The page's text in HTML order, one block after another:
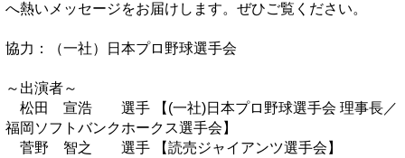
へ熱いメッセージをお届けします。ぜひご覧ください。
協力：（一社）日本プロ野球選手会
～出演者～
松田 宣浩 選手 【(一社)日本プロ野球選手会 理事長／
福岡ソフトバンクホークス選手会】
菅野 智之 選手 【読売ジャイアンツ選手会】